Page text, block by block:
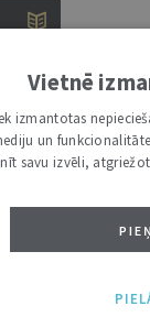
Vietnē
izmantotas
un
savu izvēli,